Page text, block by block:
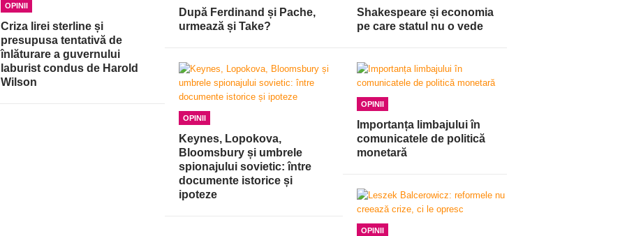
OPINII
Criza lirei sterline și
presupusa tentativă de
înlăturare a guvernului
laburist condus de Harold
Wilson
După Ferdinand și Pache,
urmează și Take?
Shakespeare și economia
pe care statul nu o vede
OPINII
Keynes, Lopokova,
Bloomsbury și umbrele
spionajului sovietic: între
documente istorice și
ipoteze
OPINII
Importanța limbajului în
comunicatele de politică
monetară
OPINII